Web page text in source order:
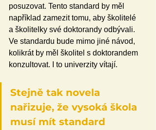
posuzovat. Tento standard by měl
například zamezit tomu, aby školitelé
a školitelky své doktorandy odbývali.
Ve standardu bude mimo jiné návod,
kolikrát by měl školitel s doktorandem
konzultovat. I to univerzity vítají.
Stejně tak novela
nařizuje, že vysoká škola
musí mít standard